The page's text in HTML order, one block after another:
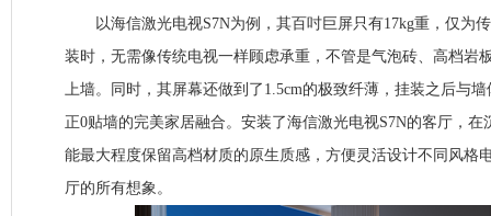
以海信激光电视S7N为例，其百吋巨屏只有17kg重，仅为
装时，无需像传统电视一样顾虑承重，不管是气泡砖、高档岩
上墙。同时，其屏幕还做到了1.5cm的极致纤薄，挂装之后与
正0贴墙的完美家居融合。安装了海信激光电视S7N的客厅，
能最大程度保留高档材质的原生质感，方便灵活设计不同风格
厅的所有想象。